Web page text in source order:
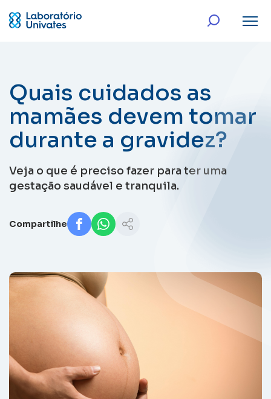
Quais cuidados as
mamães devem tomar
durante a gravidez?
Veja o que é preciso fazer para ter uma
gestação saudável e tranquila.
Compartilhe